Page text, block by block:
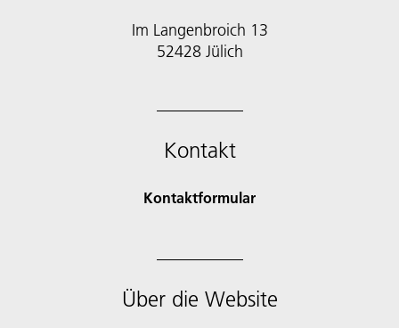
Im Langenbroich 13
52428 Jülich
Kontakt
Kontaktformular
Über die Website